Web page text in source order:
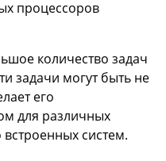
процессоров
количество задач
задачи могут быть не
его
для различных
систем.